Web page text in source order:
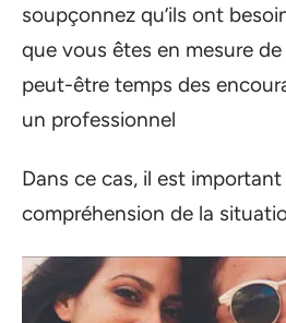
soupçonnez qu’ils ont
que vous êtes en mesure
peut-être temps des
un professionnel
Dans ce cas, il est
compréhension de la